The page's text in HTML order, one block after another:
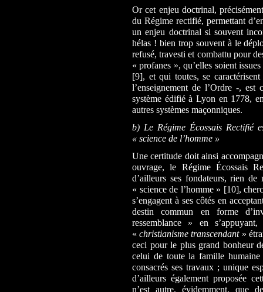
Or cet enjeu doctrinal,
du Régime rectifié, permettant
un enjeu doctrinal si souvent
hélas ! bien trop souvent à le
refusé, travesti et combattu pour
« profanes », qu’elles soient
[9], et qui toutes, se
l’enseignement de l’Ordre -,
système édifié à Lyon en 1778,
autres systèmes maçonniques.
b) Le Régime Écossais Rectifié
« science de l’homme »
Une certitude doit ainsi
ouvrage, le Régime Écossais
d’ailleurs ses fondateurs, rien
« science de l’homme » [10],
s’engagent à ses côtés en
destin commun en forme
ressemblance » en
«christianisme transcendant»
ceci pour le plus grand bonheur
celui de toute la famille
consacrés ses travaux ; unique
d’ailleurs également proposée
n’est autre, évidemment, que